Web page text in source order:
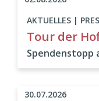
AKTUELLES |
Tour der
Spendenstopp
30.07.2026